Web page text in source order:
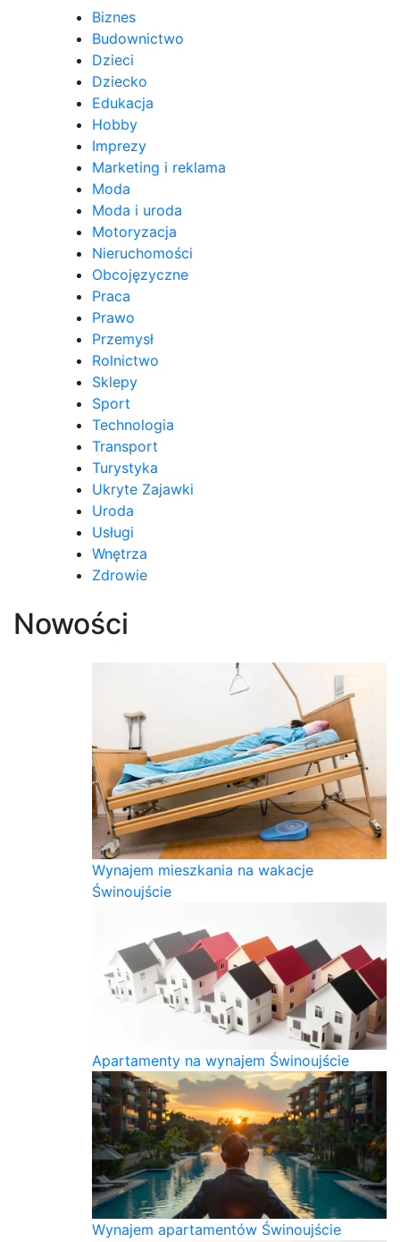
Biznes
Budownictwo
Dzieci
Dziecko
Edukacja
Hobby
Imprezy
Marketing i reklama
Moda
Moda i uroda
Motoryzacja
Nieruchomości
Obcojęzyczne
Praca
Prawo
Przemysł
Rolnictwo
Sklepy
Sport
Technologia
Transport
Turystyka
Ukryte Zajawki
Uroda
Usługi
Wnętrza
Zdrowie
Nowości
Wynajem mieszkania na wakacje
Świnoujście
Apartamenty na wynajem Świnoujście
Wynajem apartamentów Świnoujście